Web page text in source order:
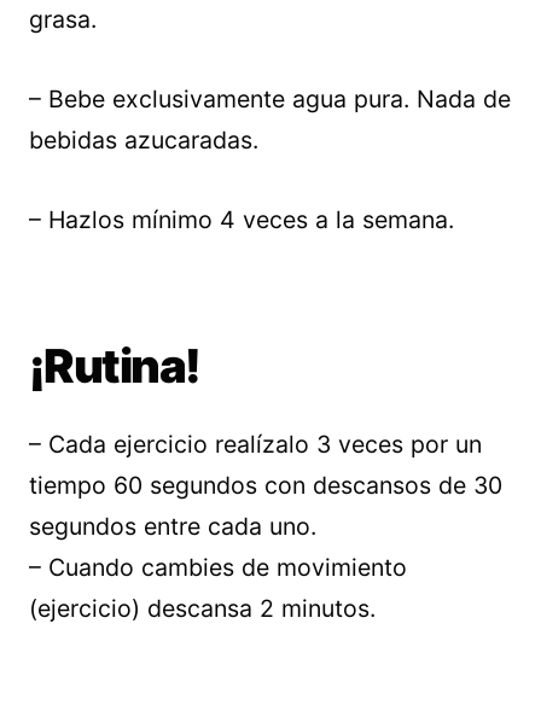
grasa.
– Bebe exclusivamente agua pura. Nada de
bebidas azucaradas.
– Hazlos mínimo 4 veces a la semana.
¡Rutina!
– Cada ejercicio realízalo 3 veces por un
tiempo 60 segundos con descansos de 30
segundos entre cada uno.
– Cuando cambies de movimiento
(ejercicio) descansa 2 minutos.